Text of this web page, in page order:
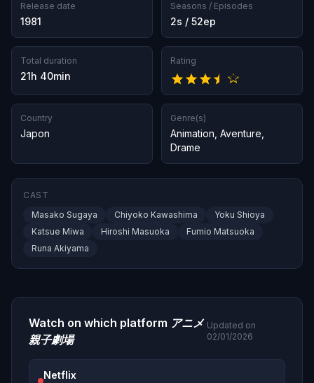
Release date
1981
Seasons / Episodes
2s / 52ep
Total duration
21h 40min
Rating
Country
Japon
Genre(s)
Animation Aventure
Drame
CAST
Masako Sugaya
Chiyoko Kawashima
Yoku Shioya
Katsue Miwa
Hiroshi Masuoka
Fumio Matsuoka
Runa Akiyama
Watch on which platform アニメ
親子劇場
Updated on
02/01/2026
Netflix